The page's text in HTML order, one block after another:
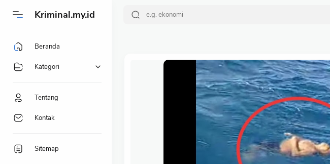
Kriminal.my.id
Beranda
Kategori
Tentang
Kontak
Sitemap